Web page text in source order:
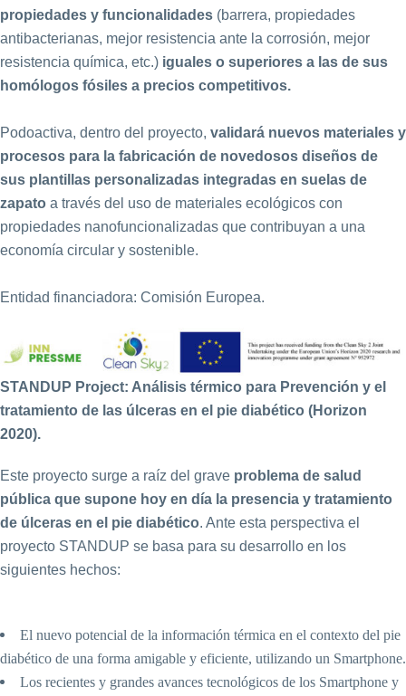
propiedades y funcionalidades (barrera, propiedades
antibacterianas, mejor resistencia ante la corrosión, mejor
resistencia química, etc.) iguales o superiores a las de sus
homólogos fósiles a precios competitivos.
Podoactiva, dentro del proyecto, validará nuevos materiales y
procesos para la fabricación de novedosos diseños de
sus plantillas personalizadas integradas en suelas de
zapato a través del uso de materiales ecológicos con
propiedades nanofuncionalizadas que contribuyan a una
economía circular y sostenible.
Entidad financiadora: Comisión Europea.
STANDUP Project: Análisis térmico para Prevención y el
tratamiento de las úlceras en el pie diabético (Horizon
2020).
Este proyecto surge a raíz del grave problema de salud
pública que supone hoy en día la presencia y tratamiento
de úlceras en el pie diabético. Ante esta perspectiva el
proyecto STANDUP se basa para su desarrollo en los
siguientes hechos:
El nuevo potencial de la información térmica en el contexto del pie
diabético de una forma amigable y eficiente, utilizando un Smartphone.
Los recientes y grandes avances tecnológicos de los Smartphone y